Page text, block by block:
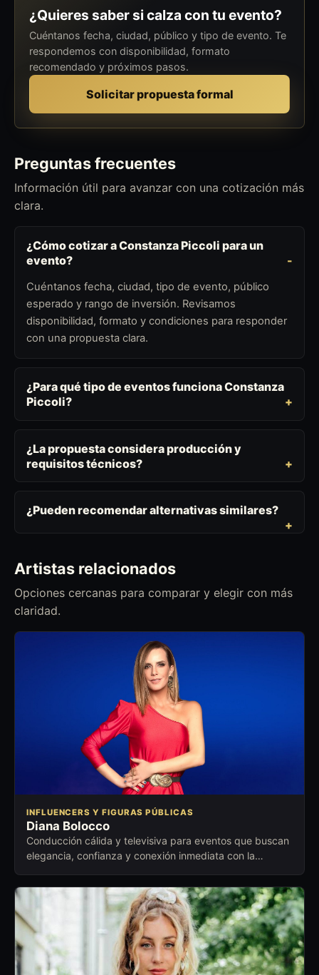
¿Quieres saber si calza con tu evento?
Cuéntanos fecha, ciudad, público y tipo de evento. Te
respondemos con disponibilidad, formato
recomendado y próximos pasos.
Solicitar propuesta formal
Preguntas frecuentes
Información útil para avanzar con una cotización más
clara.
¿Cómo cotizar a Constanza Piccoli para un
evento?
Cuéntanos fecha, ciudad, tipo de evento, público
esperado y rango de inversión. Revisamos
disponibilidad, formato y condiciones para responder
con una propuesta clara.
¿Para qué tipo de eventos funciona Constanza
Piccoli?
¿La propuesta considera producción y
requisitos técnicos?
¿Pueden recomendar alternativas similares?
Artistas relacionados
Opciones cercanas para comparar y elegir con más
claridad.
INFLUENCERS Y FIGURAS PÚBLICAS
Diana Bolocco
Conducción cálida y televisiva para eventos que buscan
elegancia, confianza y conexión inmediata con la